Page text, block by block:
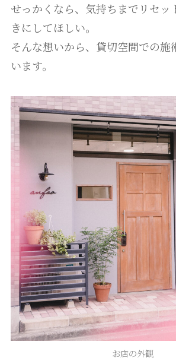
せっかくなら、気持ちまでリセッ
きにしてほしい。
そんな想いから、貸切空間での施
います。
お店の外観